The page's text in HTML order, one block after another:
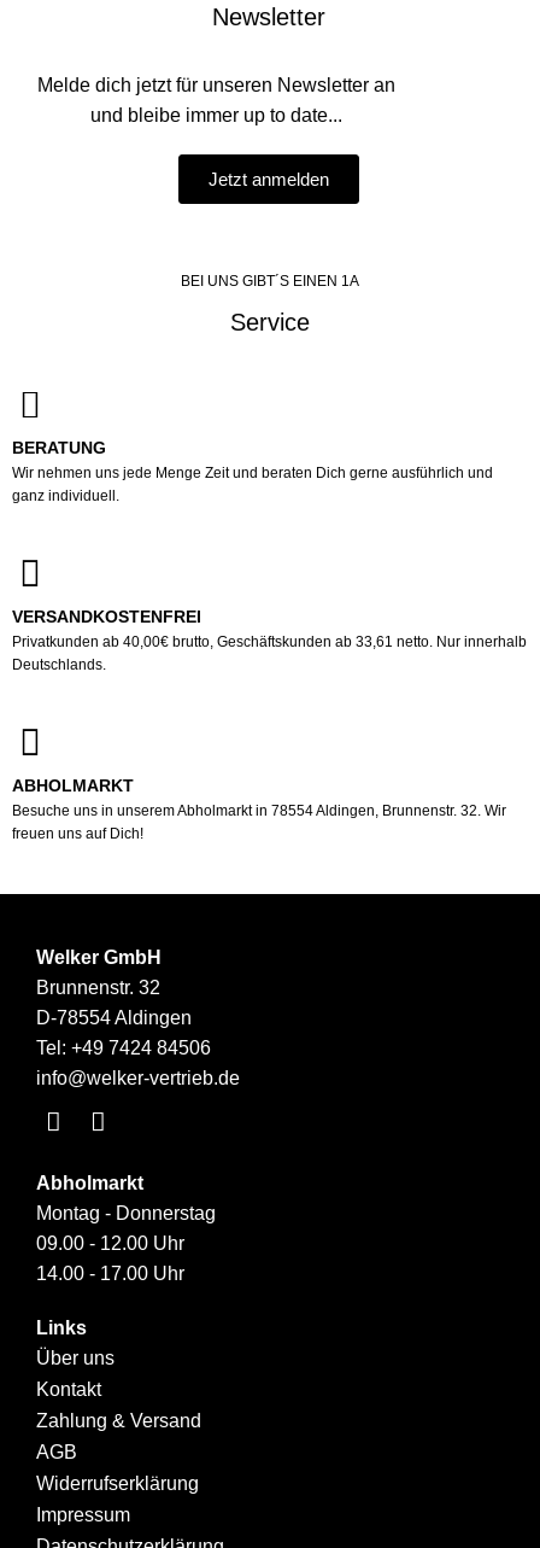
Newsletter
Melde dich jetzt für unseren Newsletter an
und bleibe immer up to date...
Jetzt anmelden
BEI UNS GIBT´S EINEN 1A
Service
BERATUNG
Wir nehmen uns jede Menge Zeit und beraten Dich gerne ausführlich und
ganz individuell.
VERSANDKOSTENFREI
Privatkunden ab 40,00€ brutto, Geschäftskunden ab 33,61 netto. Nur innerhalb
Deutschlands.
ABHOLMARKT
Besuche uns in unserem Abholmarkt in 78554 Aldingen, Brunnenstr. 32. Wir
freuen uns auf Dich!
Welker GmbH
Brunnenstr. 32
D-78554 Aldingen
Tel: +49 7424 84506
info@welker-vertrieb.de
Abholmarkt
Montag - Donnerstag
09.00 - 12.00 Uhr
14.00 - 17.00 Uhr
Links
Über uns
Kontakt
Zahlung & Versand
AGB
Widerrufserklärung
Impressum